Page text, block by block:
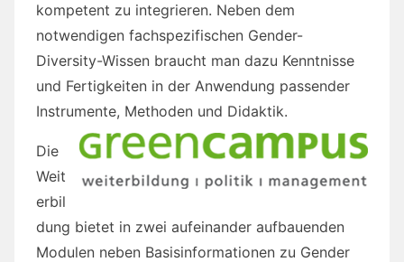
kompetent zu integrieren. Neben dem
notwendigen fachspezifischen Gender-
Diversity-Wissen braucht man dazu Kenntnisse
und Fertigkeiten in der Anwendung passender
Instrumente, Methoden und Didaktik.
Die
Weit
erbil
dung bietet in zwei aufeinander aufbauenden
Modulen neben Basisinformationen zu Gender